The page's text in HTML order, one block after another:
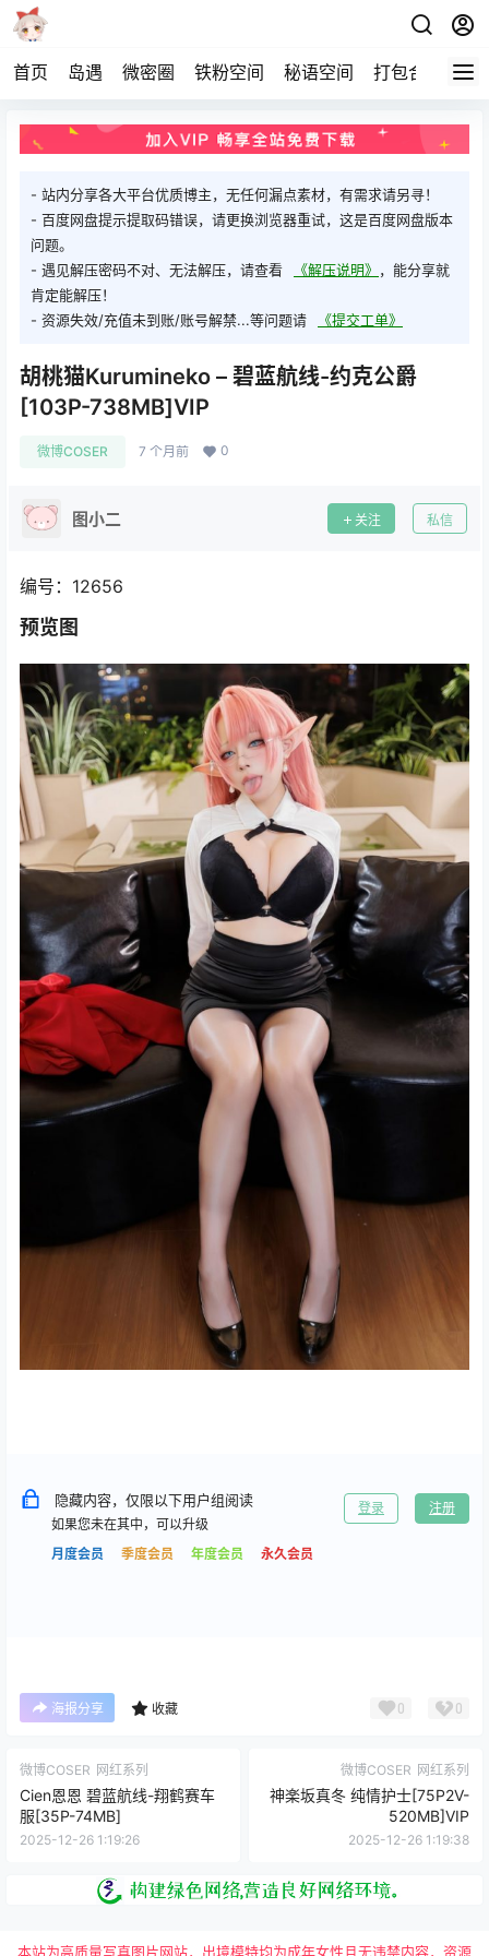
首页 岛遇 微密圈 铁粉空间 秘语空间 打包合集 关
- 站内分享各大平台优质博主，无任何漏点素材，有需求请另寻！
- 百度网盘提示提取码错误，请更换浏览器重试，这是百度网盘版本
问题。
- 遇见解压密码不对、无法解压，请查看
《解压说明》 ，能分享就
肯定能解压！
- 资源失效/充值未到账/账号解禁...等问题请
《提交工单》
胡桃猫Kurumineko – 碧蓝航线-约克公爵
[103P-738MB]VIP
微博COSER 7 个月前 0
图小二 关注 私信
编号：12656
预览图
隐藏内容，仅限以下用户组阅读
如果您未在其中，可以升级
月度会员
季度会员 年度会员 永久会员
登录 注册
海报分享 收藏 0 0
微博COSER 网红系列
Cien恩恩 碧蓝航线-翔鹤赛车
服[35P-74MB]
2025-12-26 1:19:26
微博COSER 网红系列
神楽坂真冬 纯情护士[75P2V-
520MB]VIP
2025-12-26 1:19:38
本站为高质量写真图片网站，出境模特均为成年女性且无违禁内容，资源